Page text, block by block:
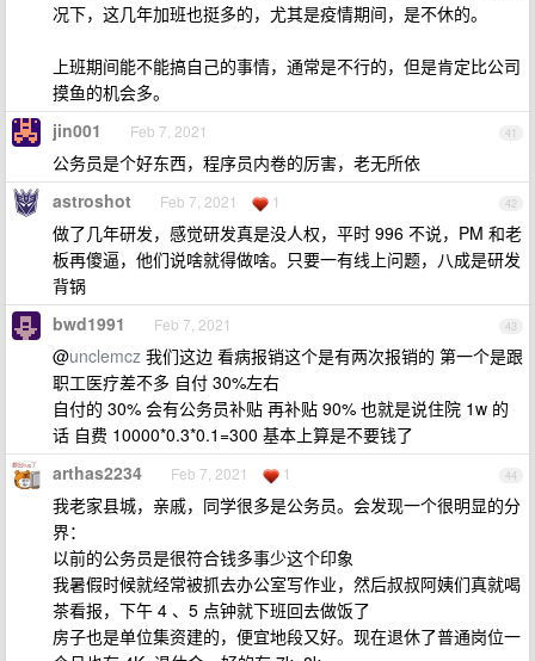
况下，这几年加班也挺多的，尤其是疫情期间，是不休的。
上班期间能不能搞自己的事情，通常是不行的，但是肯定比公司
摸鱼的机会多。
41
jin001 Feb 7, 2021
公务员是个好东西，程序员内卷的厉害，老无所依
42
astroshot Feb 7, 2021 1
做了几年研发，感觉研发真是没人权，平时 996 不说，PM 和老
板再傻逼，他们说啥就得做啥。只要一有线上问题，八成是研发
背锅
43
bwd1991 Feb 7, 2021
@unclemcz 我们这边 看病报销这个是有两次报销的 第一个是跟
职工医疗差不多 自付 30%左右
自付的 30% 会有公务员补贴 再补贴 90% 也就是说住院 1w 的
话 自费 10000*0.3*0.1=300 基本上算是不要钱了
44
arthas2234 Feb 7, 2021 1
我老家县城，亲戚，同学很多是公务员。会发现一个很明显的分
界：
以前的公务员是很符合钱多事少这个印象
我暑假时候就经常被抓去办公室写作业，然后叔叔阿姨们真就喝
茶看报，下午 4 、5 点钟就下班回去做饭了
房子也是单位集资建的，便宜地段又好。现在退休了普通岗位一